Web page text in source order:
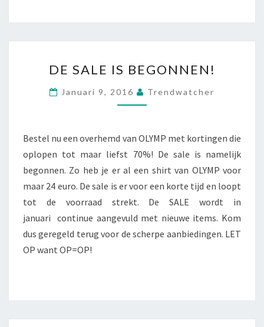
SALE
BEGONNEN!
DE SALE IS BEGONNEN!
Januari 9, 2016 Trendwatcher
Bestel nu een overhemd van OLYMP met kortingen die
oplopen tot maar liefst 70%! De sale is namelijk
begonnen. Zo heb je er al een shirt van OLYMP voor
maar 24 euro. De sale is er voor een korte tijd en loopt
tot de voorraad strekt. De SALE wordt in
januari continue aangevuld met nieuwe items. Kom
dus geregeld terug voor de scherpe aanbiedingen. LET
OP want OP=OP!